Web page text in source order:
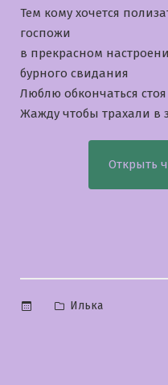
Тем кому хочется
госпожи
в прекрасном
бурного свидания
Люблю обкончаться
Жажду чтобы трахали в
Открыть
Опубликовано
Илька